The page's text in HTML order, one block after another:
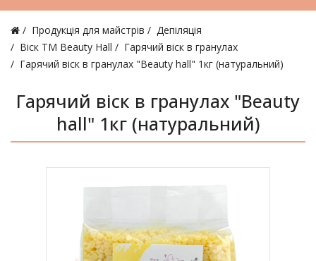
Продукція для майстрів
Депіляція
Віск ТМ Beauty Hall
Гарячий віск в гранулах
Гарячий віск в гранулах "Beauty hall" 1кг (натуральний)
Гарячий віск в гранулах "Beauty
hall" 1кг (натуральний)